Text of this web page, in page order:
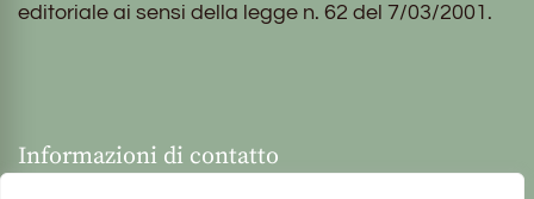
editoriale ai sensi della legge n. 62 del 7/03/2001.
Informazioni di contatto